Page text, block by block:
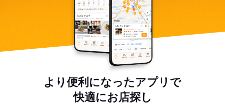
より便利になったアプリで
快適にお店探し